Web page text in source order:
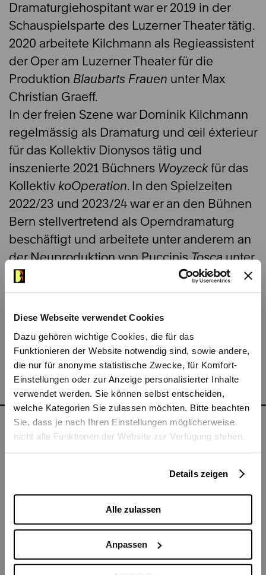
Diese Webseite verwendet Cookies
Dazu gehören wichtige Cookies, die für das
Funktionieren der Website notwendig sind, sowie andere,
die nur für anonyme statistische Zwecke, für Komfort-
Einstellungen oder zur Anzeige personalisierter Inhalte
verwendet werden. Sie können selbst entscheiden,
welche Kategorien Sie zulassen möchten. Bitte beachten
Sie, dass je nach Ihren Einstellungen möglicherweise
nicht alle Funktionen der Website zur Verfügung stehen.
Details zeigen
Alle zulassen
Anpassen
Dramaturgiehospitant war er 2019 in der
Schauspielsparte des Luzerner Theater tätig.
2020 arbeitete Kilchmann als Regieassistent
der Oper am Luzerner Theater für die
Produktion Blaubarts Frauen unter Max
Christian Graeff.
In der freien Szene war Dominik Kilchmann
regelmässig als Dramaturg und œil éxterieur
für das Kollektiv Dionysos tätig und
inszenierte 2021 Büchners Woyzeckfür das
Kollektiv koOperation. In den Spielzeiten
2022/23 und 2023/24 war er an den Bühnen
Bern stellvertretend als Operndramaturg
beschäftigt und arbeitete unter anderem an
der Neuproduktion von PuccinisToscaunter
Raimund Voigt oder der Uraufführung von
Edward Rushtons KinderoperPitschimit.
In der Spielzeit 2024/25 war er als
Operndramaturg bei Bühnen Bern
engagiert.
Zu sehen in